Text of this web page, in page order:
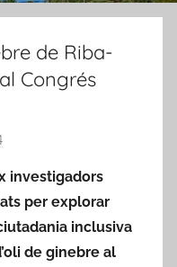
de Riba-
Congrés
r
A
m
i
investigadors
per explorar
inclusiva
de ginebre al